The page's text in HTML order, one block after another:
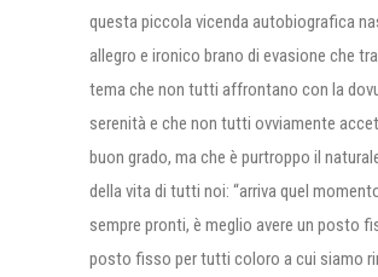
questa piccola vicenda autobiografica
allegro e ironico brano di evasione che
tema che non tutti affrontano con la
serenità e che non tutti ovviamente
buon grado, ma che è purtroppo il
della vita di tutti noi: “arriva quel
sempre pronti, è meglio avere un posto
posto fisso per tutti coloro a cui siamo